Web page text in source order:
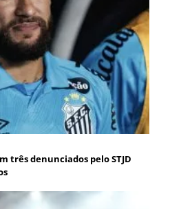
três denunciados pelo STJD